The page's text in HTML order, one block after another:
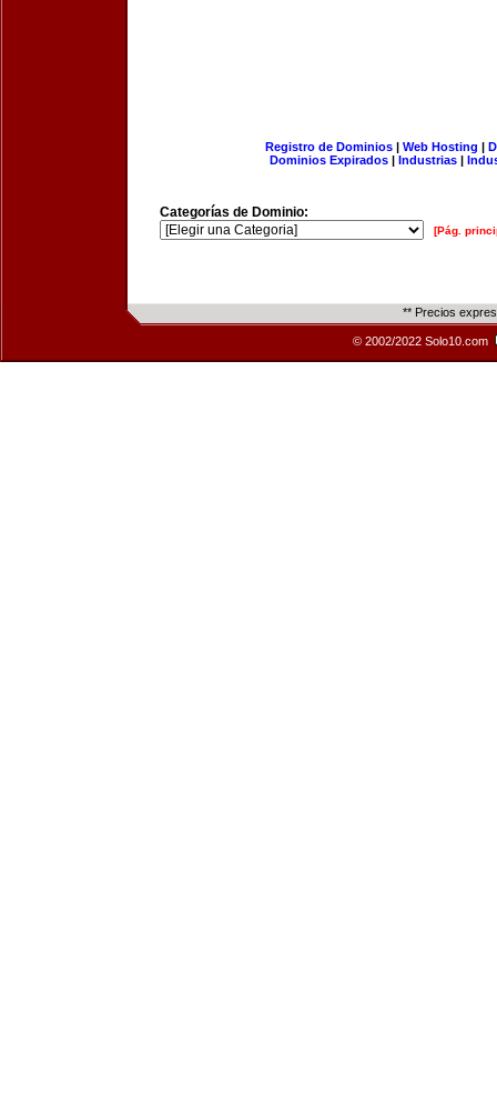
Registro de Dominios| Web Hosting |
Dominios Expirados | Industrias |
Categorías de Dominio:
[Pág.
** Precios
© 2002/2022 Solo10.com